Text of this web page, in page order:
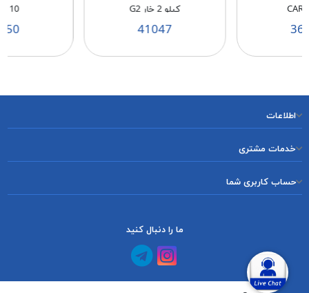
کیلو 2 خار G2
41047
10
اطلاعات
خدمات مشتری
حساب کاربری شما
ما را دنبال کنید
کانال آپارات
کانال تلگرام